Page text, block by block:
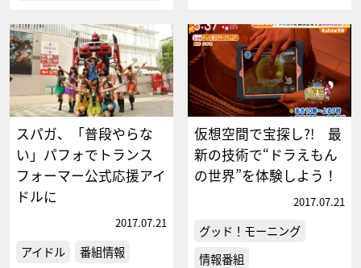
スパガ、「普段やらな
い」パフォでトランス
フォーマー公式応援アイ
ドルに
2017.07.21
アイドル 番組情報
仮想空間で宝探し?! 最
新の技術で“ドラえもん
の世界”を体験しよう！
2017.07.21
グッド！モーニング
情報番組